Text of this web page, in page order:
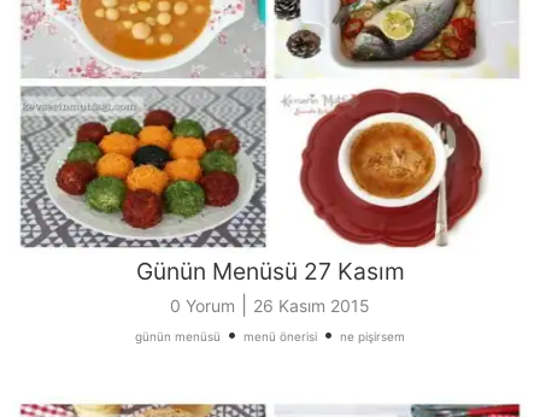
Günün Menüsü 27 Kasım
0 Yorum 26 Kasım 2015
günün menüsü • menü önerisi • ne pişirsem